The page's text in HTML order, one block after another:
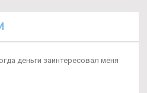
деньги заинтересовал меня